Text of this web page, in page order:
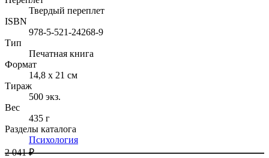
Твердый переплет
ISBN
978-5-521-24268-9
Тип
Печатная книга
Формат
14,8 x 21 см
Тираж
500 экз.
Вес
435 г
Разделы каталога
Психология
2 041 ₽